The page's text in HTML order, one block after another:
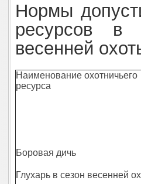
Нормы
ресурсов в
весенней
Наименование охотничьего
ресурса
Боровая дичь
Глухарь в сезон весенней